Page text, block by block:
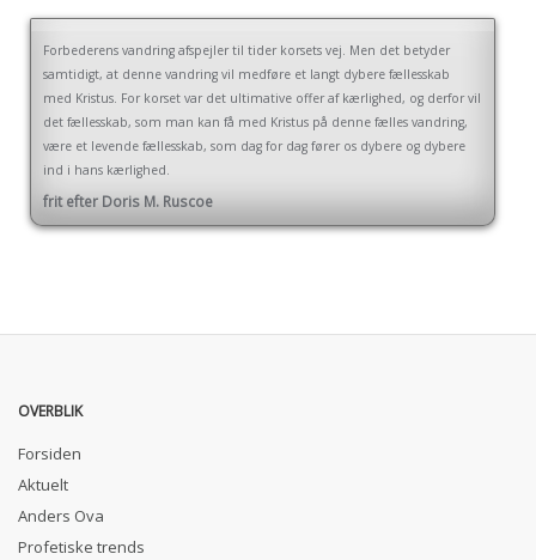
Forbederens vandring afspejler til tider korsets vej. Men det betyder
samtidigt, at denne vandring vil medføre et langt dybere fællesskab
med Kristus. For korset var det ultimative offer af kærlighed, og derfor vil
det fællesskab, som man kan få med Kristus på denne fælles vandring,
være et levende fællesskab, som dag for dag fører os dybere og dybere
ind i hans kærlighed.
frit efter Doris M. Ruscoe
OVERBLIK
Forsiden
Aktuelt
Anders Ova
Profetiske trends